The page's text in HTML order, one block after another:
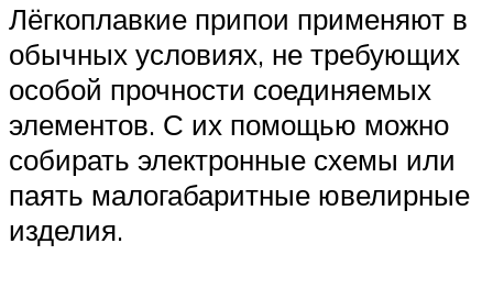
Лёгкоплавкие припои применяют в
обычных условиях, не требующих
особой прочности соединяемых
элементов. С их помощью можно
собирать электронные схемы или
паять малогабаритные ювелирные
изделия.